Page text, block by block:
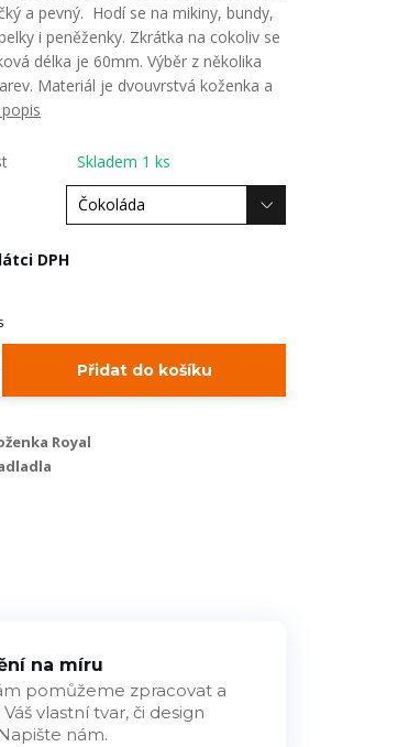
a pevný. Hodí se na mikiny, bundy,
i peněženky. Zkrátka na cokoliv se
délka je 60mm. Výběr z několika
Materiál je dvouvrstvá koženka a
Skladem 1 ks
DPH
Přidat do košíku
Royal
na míru
pomůžeme zpracovat a
vlastní tvar, či design
nám.